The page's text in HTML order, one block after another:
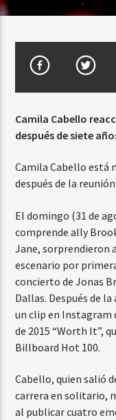
CURRENT SHOW
2:00 PM
Beone Radio
Camila Cabello
después de siete
Camila Cabello está
después de la
El domingo (31 de
comprende ally
Jane, sorprendieron
escenario por
concierto de Jonas
Dallas. Después de
un clip en Instagram
de 2015 “Worth It”,
Billboard Hot 100.
Cabello, quien salió
carrera en solitario,
al publicar cuatro